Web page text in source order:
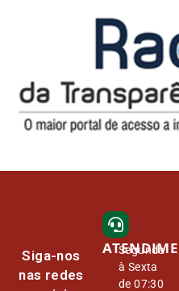
Siga-nos
nas redes
Segunda
à Sexta
de 07:30